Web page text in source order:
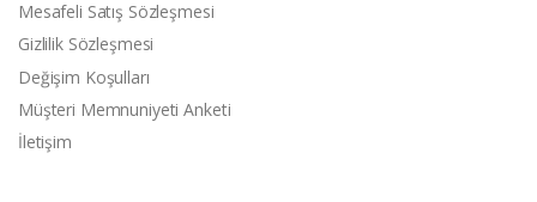
Mesafeli Satış Sözleşmesi
Gizlilik Sözleşmesi
Değişim Koşulları
Müşteri Memnuniyeti Anketi
İletişim